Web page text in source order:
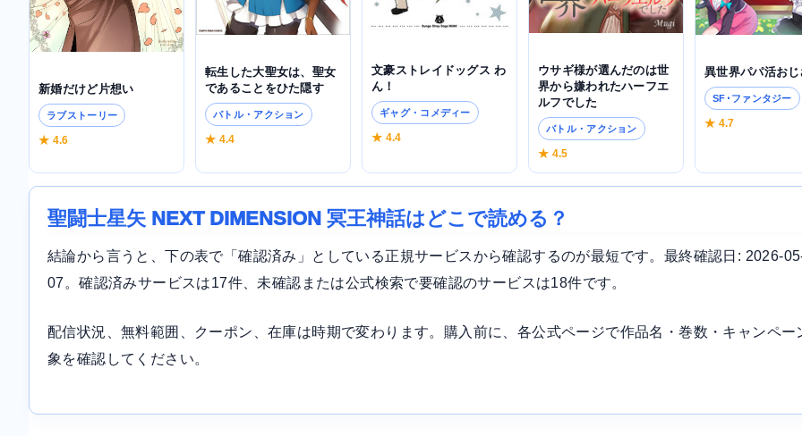
新婚だけど片想い
ラブストーリー
★ 4.6
転生した大聖女は、聖女
であることをひた隠す
バトル・アクション
★ 4.4
文豪ストレイドッグス わ
ん！
ギャグ・コメディー
★ 4.4
ウサギ様が選んだのは世
界から嫌われたハーフエ
ルフでした
バトル・アクション
★ 4.5
異世界パパ活お
SF･ファンタジー
★ 4.7
聖闘士星矢 NEXT DIMENSION 冥王神話はどこで読める？
結論から言うと、下の表で「確認済み」としている正規サービスから確認するのが最短です。最終確認日: 2026-
07。確認済みサービスは17件、未確認または公式検索で要確認のサービスは18件です。
配信状況、無料範囲、クーポン、在庫は時期で変わります。購入前に、各公式ページで作品名・巻数・キャンペー
象を確認してください。